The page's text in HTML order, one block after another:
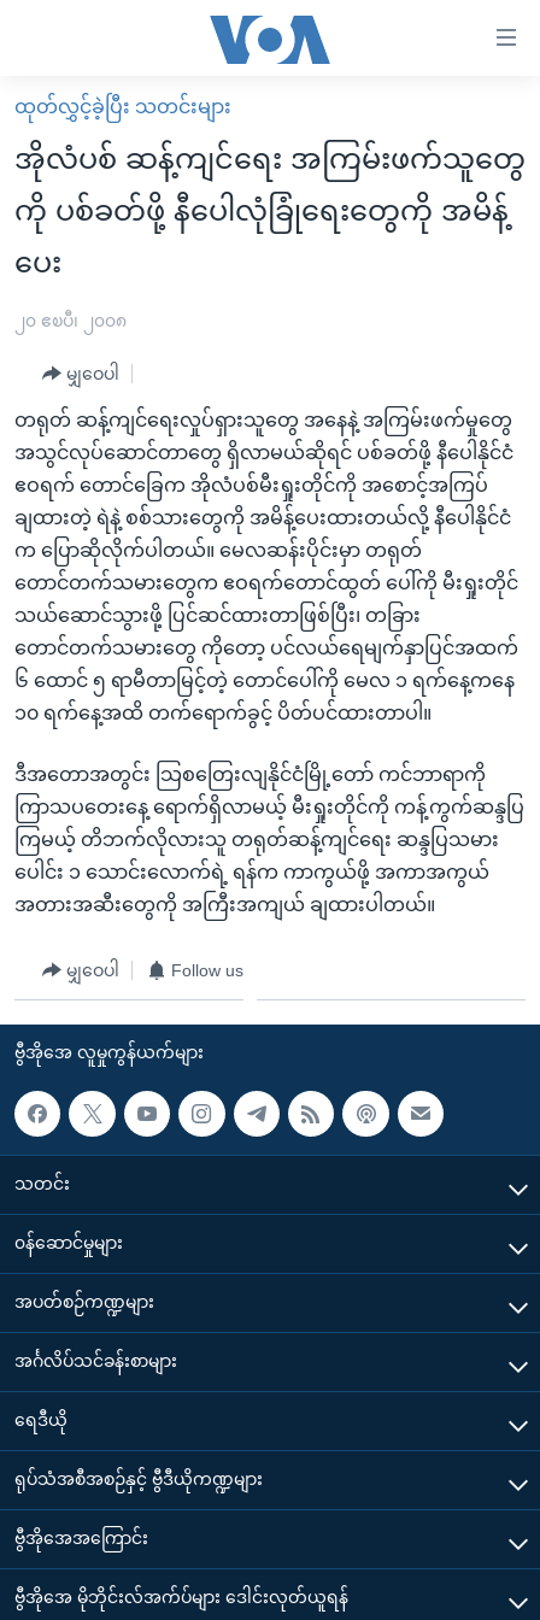
လွယ်ကူ
စေ
သည့်
Link
များ
ပင်မ
ကျော်
ကြည့်
ရန်
ပင်မ
အ
ညွန်း
စာမျက်နှာ
သို့
ကျော်
ကြည့်
ရှာဖွေ
ရန်
နေရာ
သို့
ကျော်
မူလစာမျက်နှာ
မြန်မာ
ကမ္ဘာ့သတင်းများ
နိုင်ငံတကာ
အစ္စရေး-ပါလက်စတိုင်း
ဗွီဒီယို
အင်္ဂလိပ်စာလေ့လာမယ်
အမေရိကန်သုံးအီဒီယံ
မကြေးမုံရဲ့ အင်္ဂလိပ်စာ
ရုပ်ရှင်ထဲက အင်္ဂလိပ်စာ
သုတပဒေသာ အင်္ဂလိပ်စာ
အပတ်စဉ်ကဏ္ဍများ
ရေဒီယို
တီဗွီ
ရေဒီယိုနှင့်ရုပ်သံ အချက်အလက်များ
ရေဒီယို/တီဗွီအစီအစဉ်
Learning English
ဗွီအိုအေ လူမှုကွန်ယက်များ
ဘာသာစကားများ
ထုတ်လွှင့်ခဲ့ပြီး သတင်းများ
အိုလံပစ် ဆန့်ကျင်ရေး အကြမ်းဖက်သူတွေ
ကို ပစ်ခတ်ဖို့ နီပေါလုံခြုံရေးတွေကို အမိန့်
ပေး
၂၀ ဧၿပီ၊ ၂၀၀၈
မျှဝေပါ
တရုတ် ဆန့်ကျင်ရေးလှုပ်ရှားသူတွေ အနေနဲ့ အကြမ်းဖက်မှုတွေ
အသွင်လုပ်ဆောင်တာတွေ ရှိလာမယ်ဆိုရင် ပစ်ခတ်ဖို့ နီပေါနိုင်ငံ
ဧဝရက် တောင်ခြေက အိုလံပစ်မီးရှုးတိုင်ကို အစောင့်အကြပ်
ချထားတဲ့ ရဲနဲ့ စစ်သားတွေကို အမိန့်ပေးထားတယ်လို့ နီပေါနိုင်ငံ
က ပြောဆိုလိုက်ပါတယ်။ မေလဆန်းပိုင်းမှာ တရုတ်
တောင်တက်သမားတွေက ဧဝရက်တောင်ထွတ် ပေါ်ကို မီးရှုးတိုင်
သယ်ဆောင်သွားဖို့ ပြင်ဆင်ထားတာဖြစ်ပြီး၊ တခြား
တောင်တက်သမားတွေ ကိုတော့ ပင်လယ်ရေမျက်နှာပြင်အထက်
၆ ထောင် ၅ ရာမီတာမြင့်တဲ့ တောင်ပေါ်ကို မေလ ၁ ရက်နေ့ကနေ
၁၀ ရက်နေ့အထိ တက်ရောက်ခွင့် ပိတ်ပင်ထားတာပါ။
ဒီအတောအတွင်း သြစတြေးလျနိုင်ငံမြို့တော် ကင်ဘာရာကို
ကြာသပတေးနေ့ ရောက်ရှိလာမယ့် မီးရှုးတိုင်ကို ကန့်ကွက်ဆန္ဒပြ
ကြမယ့် တိဘက်လိုလားသူ တရုတ်ဆန့်ကျင်ရေး ဆန္ဒပြသမား
ပေါင်း ၁ သောင်းလောက်ရဲ့ ရန်က ကာကွယ်ဖို့ အကာအကွယ်
အတားအဆီးတွေကို အကြီးအကျယ် ချထားပါတယ်။
မျှဝေပါ Follow us
ဗွီအိုအေ လူမှုကွန်ယက်များ
သတင်း
၀န်ဆောင်မှုများ
အပတ်စဉ်ကဏ္ဍများ
အင်္ဂလိပ်သင်ခန်းစာများ
ရေဒီယို
ရုပ်သံအစီအစဉ်နှင့် ဗွီဒီယိုကဏ္ဍများ
ဗွီအိုအေအကြောင်း
ဗွီအိုအေ မိုဘိုင်းလ်အက်ပ်များ ဒေါင်းလုတ်ယူရန်